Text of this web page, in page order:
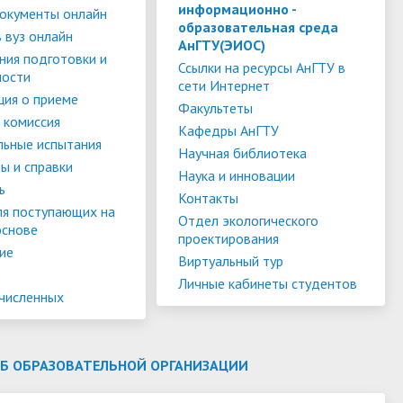
Финансово-хозяйственная
деятельность
Организация питания в
образовательной организации
Информация Министерства науки и
высшего образования РФ
Международное сотрудничество
Информационная поддержка
сотрудников и обучающихся по
вопросам коронавирусной
инфекции и организации
дистанционного обучения
платной основе
Для поступающих из ДНР, ЛНР,
Запорожской области и
Херсонской области
Дополнительный прием
онлайн
онлайн
подготовки и
о приеме
испытания
и справки
поступающих на
информационно -
образовательная среда
АнГТУ(ЭИОС)
Ссылки на ресурсы АнГТУ в
сети Интернет
Факультеты
Кафедры АнГТУ
Научная библиотека
Наука и инновации
Контакты
Отдел экологического
проектирования
Виртуальный тур
Личные кабинеты студентов
ОБРАЗОВАТЕЛЬНОЙ ОРГАНИЗАЦИИ